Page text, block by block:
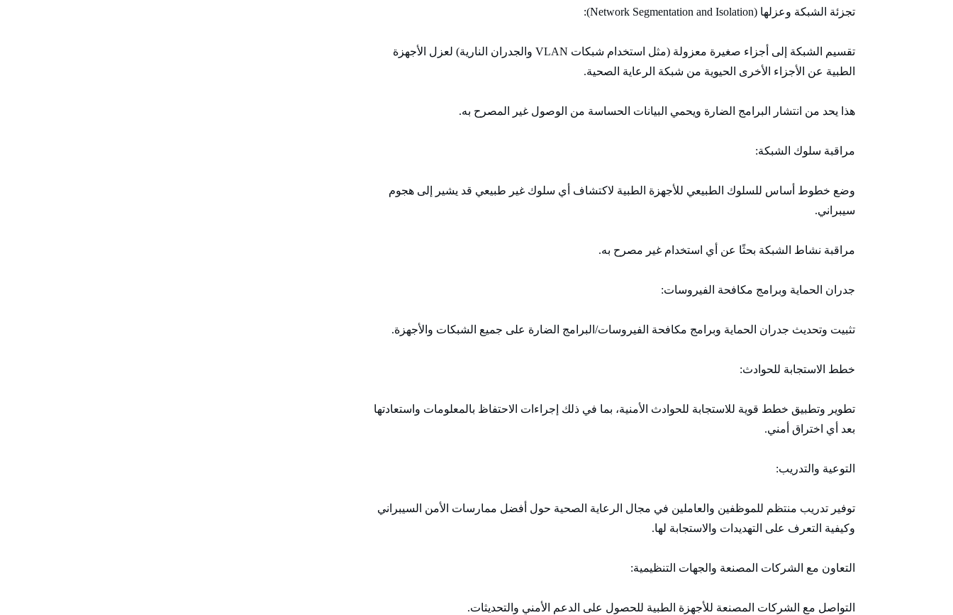
تجزئة الشبكة وعزلها (Network Segmentation and Isolation):
تقسيم الشبكة إلى أجزاء صغيرة معزولة (مثل استخدام شبكات VLAN والجدران النارية) لعزل الأجهزة
الطبية عن الأجزاء الأخرى الحيوية من شبكة الرعاية الصحية.
هذا يحد من انتشار البرامج الضارة ويحمي البيانات الحساسة من الوصول غير المصرح به.
مراقبة سلوك الشبكة:
وضع خطوط أساس للسلوك الطبيعي للأجهزة الطبية لاكتشاف أي سلوك غير طبيعي قد يشير إلى هجوم
سيبراني.
مراقبة نشاط الشبكة بحثًا عن أي استخدام غير مصرح به.
جدران الحماية وبرامج مكافحة الفيروسات:
تثبيت وتحديث جدران الحماية وبرامج مكافحة الفيروسات/البرامج الضارة على جميع الشبكات والأجهزة.
خطط الاستجابة للحوادث:
تطوير وتطبيق خطط قوية للاستجابة للحوادث الأمنية، بما في ذلك إجراءات الاحتفاظ بالمعلومات واستعادتها
بعد أي اختراق أمني.
التوعية والتدريب:
توفير تدريب منتظم للموظفين والعاملين في مجال الرعاية الصحية حول أفضل ممارسات الأمن السيبراني
وكيفية التعرف على التهديدات والاستجابة لها.
التعاون مع الشركات المصنعة والجهات التنظيمية:
التواصل مع الشركات المصنعة للأجهزة الطبية للحصول على الدعم الأمني والتحديثات.